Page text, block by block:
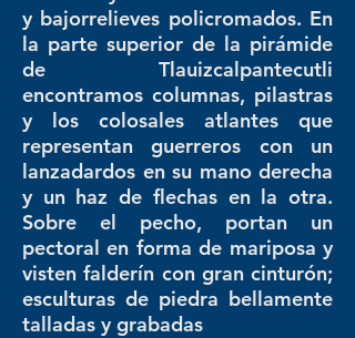
y bajorrelieves policromados. En
la parte superior de la pirámide
de Tlauizcalpantecutli
encontramos columnas, pilastras
y los colosales atlantes que
representan guerreros con un
lanzadardos en su mano derecha
y un haz de flechas en la otra.
Sobre el pecho, portan un
pectoral en forma de mariposa y
visten falderín con gran cinturón;
esculturas de piedra bellamente
talladas y grabadas